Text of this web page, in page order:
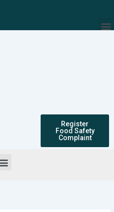
Register
Food Safety
Complaint
Menu